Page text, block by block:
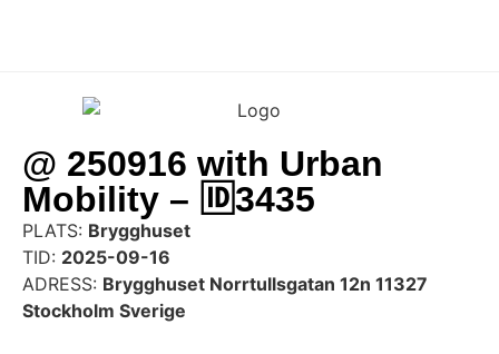
@ 250916 with Urban
Mobility – 🆔3435
PLATS: Brygghuset
TID: 2025-09-16
ADRESS: Brygghuset Norrtullsgatan 12n 11327
Stockholm Sverige